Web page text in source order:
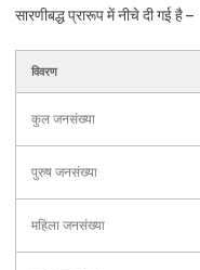
सारणीबद्ध प्रारूप में नीचे दी गई है –
विवरण
कुल जनसंख्या
पुरुष जनसंख्या
महिला जनसंख्या